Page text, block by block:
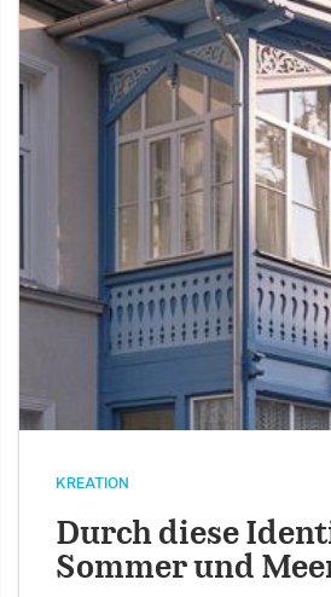
KREATION
Durch diese
Sommer und